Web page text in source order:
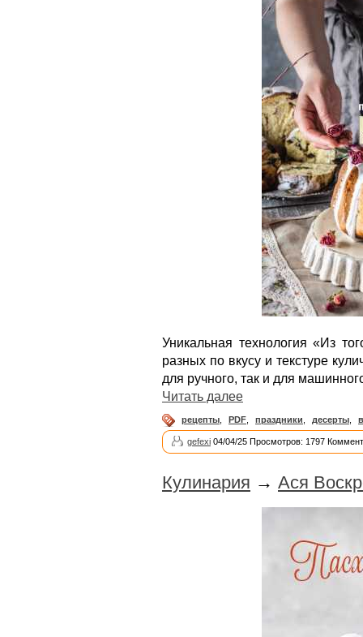
Уникальная технология «Из
разных по вкусу и текстуре
для ручного, так и для
Читать далее
рецепты PDF праздники десерты
gefexi 04/04/25 Просмотров: 1797
Кулинария → Ася